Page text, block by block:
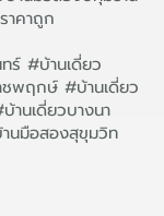
าคาถูก
ร์ #บ้านเดี่ยว
ชพฤกษ์ #บ้านเดี่ยว
านเดี่ยวบางนา
นมือสองสุขุมวิท